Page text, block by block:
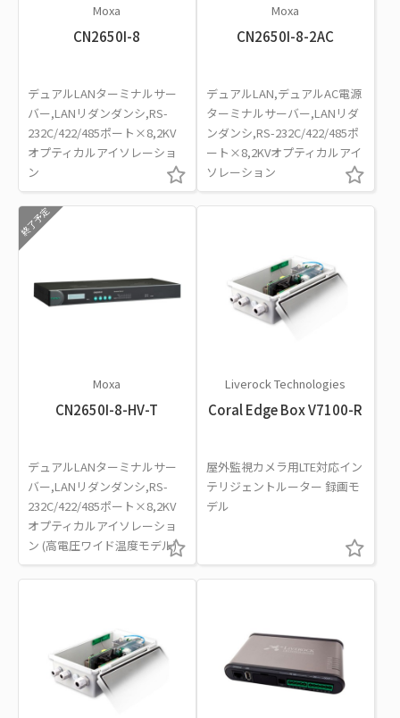
Moxa
CN2650I-8
デュアルLANターミナルサー
バー,LANリダンダンシ,RS-
232C/422/485ポート×8,2KV
オプティカルアイソレーショ
ン
Moxa
CN2650I-8-2AC
デュアルLAN,デュアルAC電源
ターミナルサーバー,LANリダ
ンダンシ,RS-232C/422/485ポ
ート×8,2KVオプティカルアイ
ソレーション
終了予定
Moxa
CN2650I-8-HV-T
デュアルLANターミナルサー
バー,LANリダンダンシ,RS-
232C/422/485ポート×8,2KV
オプティカルアイソレーショ
ン (高電圧ワイド温度モデル)
Liverock Technologies
Coral Edge Box V7100-R
屋外監視カメラ用LTE対応イン
テリジェントルーター 録画モ
デル